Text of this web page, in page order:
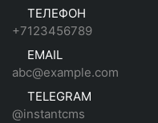
ТЕЛЕФОН
+7123456789
EMAIL
abc@example.com
TELEGRAM
@instantcms